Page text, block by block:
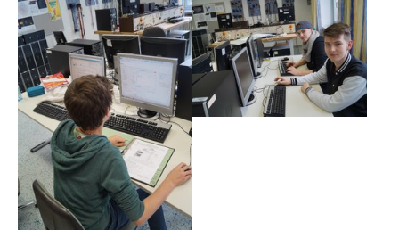
Show larger version Show larger version